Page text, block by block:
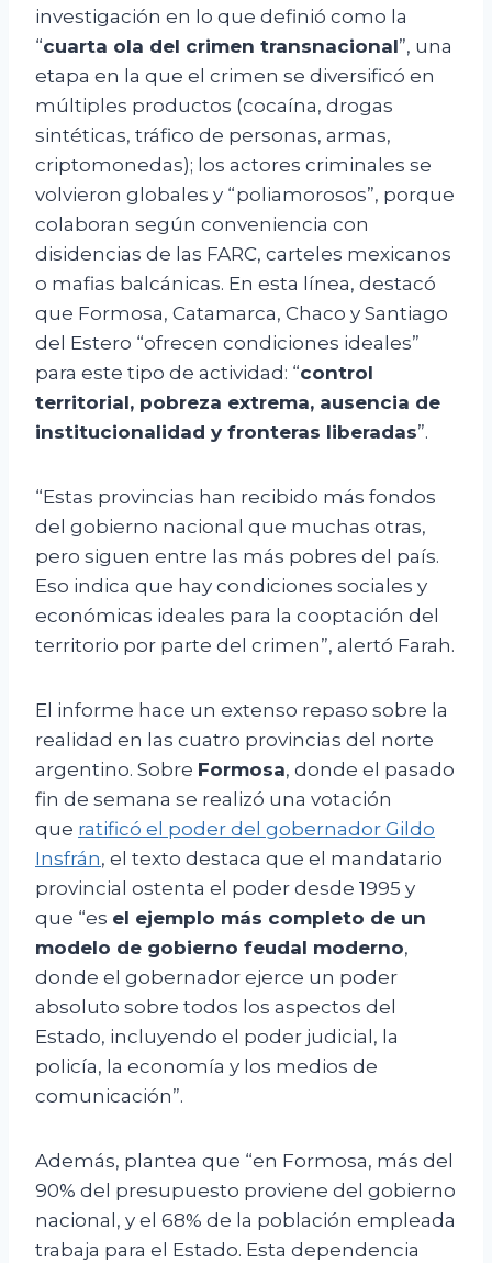
investigación en lo que definió como la
“cuarta ola del crimen transnacional”, una
etapa en la que el crimen se diversificó en
múltiples productos (cocaína, drogas
sintéticas, tráfico de personas, armas,
criptomonedas); los actores criminales se
volvieron globales y “poliamorosos”, porque
colaboran según conveniencia con
disidencias de las FARC, carteles mexicanos
o mafias balcánicas. En esta línea, destacó
que Formosa, Catamarca, Chaco y Santiago
del Estero “ofrecen condiciones ideales”
para este tipo de actividad: “control
territorial, pobreza extrema, ausencia de
institucionalidad y fronteras liberadas”.
“Estas provincias han recibido más fondos
del gobierno nacional que muchas otras,
pero siguen entre las más pobres del país.
Eso indica que hay condiciones sociales y
económicas ideales para la cooptación del
territorio por parte del crimen”, alertó Farah.
El informe hace un extenso repaso sobre la
realidad en las cuatro provincias del norte
argentino. Sobre Formosa, donde el pasado
fin de semana se realizó una votación
que ratificó el poder del gobernador Gildo
Insfrán, el texto destaca que el mandatario
provincial ostenta el poder desde 1995 y
que “es el ejemplo más completo de un
modelo de gobierno feudal moderno,
donde el gobernador ejerce un poder
absoluto sobre todos los aspectos del
Estado, incluyendo el poder judicial, la
policía, la economía y los medios de
comunicación”.
Además, plantea que “en Formosa, más del
90% del presupuesto proviene del gobierno
nacional, y el 68% de la población empleada
trabaja para el Estado. Esta dependencia